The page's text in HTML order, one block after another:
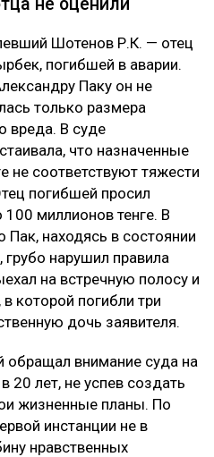
Шотенов Р.К. — отец
погибшей в аварии.
Паку он не
только размера
вреда. В суде
что назначенные
не соответствуют тяжести
погибшей просил
миллионов тенге. В
находясь в состоянии
грубо нарушил правила
на встречную полосу и
которой погибли три
дочь заявителя.
обращал внимание суда на
20 лет, не успев создать
жизненные планы. По
инстанции не в
нравственных